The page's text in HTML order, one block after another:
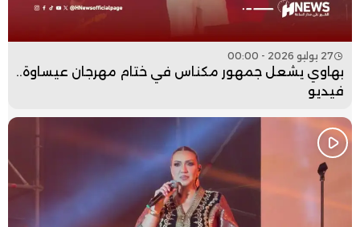
27 يوليو 2026 - 00:00
بهاوي يشعل جمهور مكناس في ختام مهرجان عيساوة..
فيديو